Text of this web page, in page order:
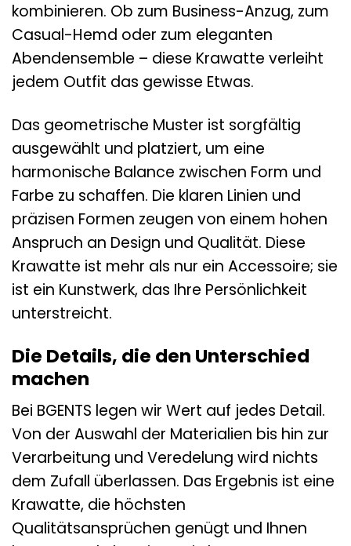
kombinieren. Ob zum Business-Anzug, zum
Casual-Hemd oder zum eleganten
Abendensemble – diese Krawatte verleiht
jedem Outfit das gewisse Etwas.
Das geometrische Muster ist sorgfältig
ausgewählt und platziert, um eine
harmonische Balance zwischen Form und
Farbe zu schaffen. Die klaren Linien und
präzisen Formen zeugen von einem hohen
Anspruch an Design und Qualität. Diese
Krawatte ist mehr als nur ein Accessoire; sie
ist ein Kunstwerk, das Ihre Persönlichkeit
unterstreicht.
Die Details, die den Unterschied
machen
Bei BGENTS legen wir Wert auf jedes Detail.
Von der Auswahl der Materialien bis hin zur
Verarbeitung und Veredelung wird nichts
dem Zufall überlassen. Das Ergebnis ist eine
Krawatte, die höchsten
Qualitätsansprüchen genügt und Ihnen